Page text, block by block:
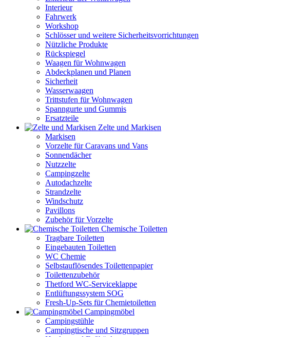
Interieur
Fahrwerk
Workshop
Schlösser und weitere Sicherheitsvorrichtungen
Nützliche Produkte
Rückspiegel
Waagen für Wohnwagen
Abdeckplanen und Planen
Sicherheit
Wasserwaagen
Trittstufen für Wohnwagen
Spanngurte und Gummis
Ersatzteile
Zelte und Markisen
Markisen
Vorzelte für Caravans und Vans
Sonnendächer
Nutzzelte
Campingzelte
Autodachzelte
Strandzelte
Windschutz
Pavillons
Zubehör für Vorzelte
Chemische Toiletten
Tragbare Toiletten
Eingebauten Toiletten
WC Chemie
Selbstauflösendes Toilettenpapier
Toilettenzubehör
Thetford WC-Serviceklappe
Entlüftungssystem SOG
Fresh-Up-Sets für Chemietoiletten
Campingmöbel
Campingstühle
Campingtische und Sitzgruppen